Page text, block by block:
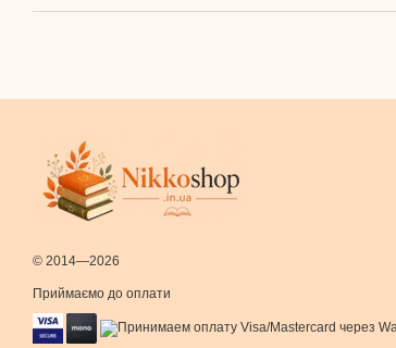
© 2014—2026
Приймаємо до оплати